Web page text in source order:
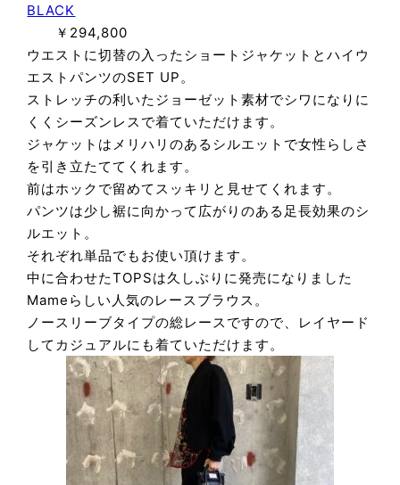
BLACK
￥294,800
ウエストに切替の入ったショートジャケットとハイウ
エストパンツのSET UP。
ストレッチの利いたジョーゼット素材でシワになりに
くくシーズンレスで着ていただけます。
ジャケットはメリハリのあるシルエットで女性らしさ
を引き立たててくれます。
前はホックで留めてスッキリと見せてくれます。
パンツは少し裾に向かって広がりのある足長効果のシ
ルエット。
それぞれ単品でもお使い頂けます。
中に合わせたTOPSは久しぶりに発売になりました
Mameらしい人気のレースブラウス。
ノースリーブタイプの総レースですので、レイヤード
してカジュアルにも着ていただけます。